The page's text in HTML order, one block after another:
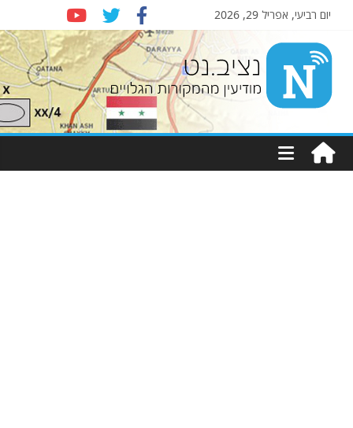
יום רביעי, אפריל 29, 2026
Nziv.net
מודיעין
מהמקורות